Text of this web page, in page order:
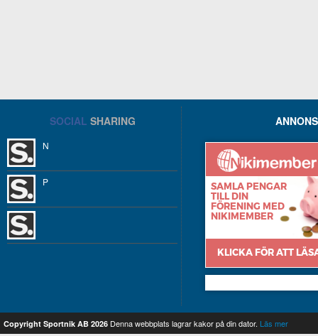
SOCIAL SHARING
N
P
Copyright Sportnik AB 2026 Denna webbplats lagrar kakor på din dator. Läs mer